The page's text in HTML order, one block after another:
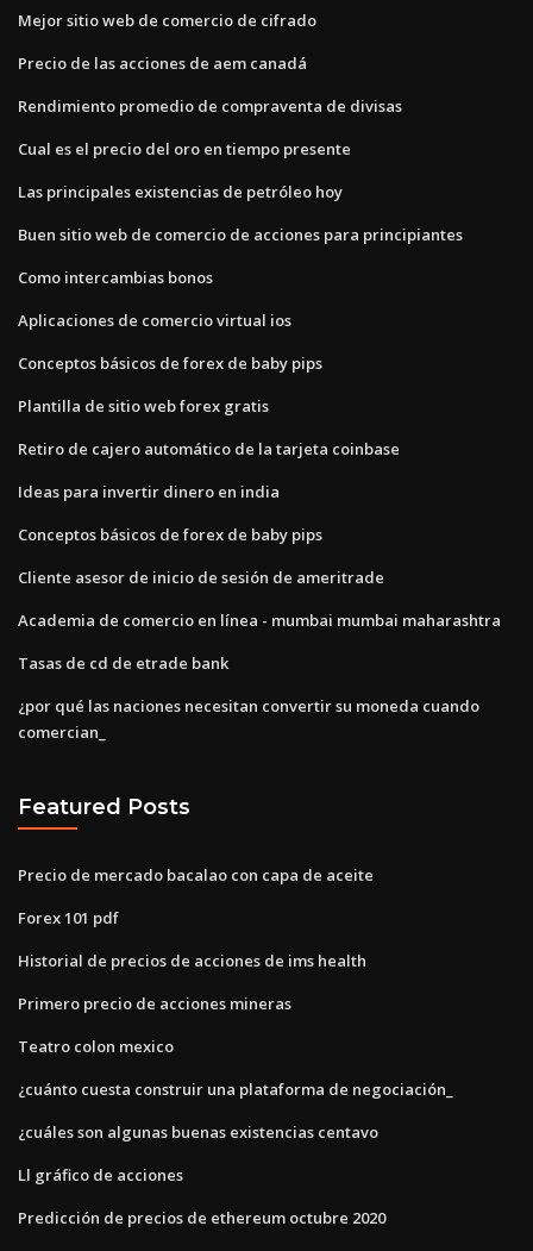
Mejor sitio web de comercio de cifrado
Precio de las acciones de aem canadá
Rendimiento promedio de compraventa de divisas
Cual es el precio del oro en tiempo presente
Las principales existencias de petróleo hoy
Buen sitio web de comercio de acciones para principiantes
Como intercambias bonos
Aplicaciones de comercio virtual ios
Conceptos básicos de forex de baby pips
Plantilla de sitio web forex gratis
Retiro de cajero automático de la tarjeta coinbase
Ideas para invertir dinero en india
Conceptos básicos de forex de baby pips
Cliente asesor de inicio de sesión de ameritrade
Academia de comercio en línea - mumbai mumbai maharashtra
Tasas de cd de etrade bank
¿por qué las naciones necesitan convertir su moneda cuando
comercian_
Featured Posts
Precio de mercado bacalao con capa de aceite
Forex 101 pdf
Historial de precios de acciones de ims health
Primero precio de acciones mineras
Teatro colon mexico
¿cuánto cuesta construir una plataforma de negociación_
¿cuáles son algunas buenas existencias centavo
Ll gráfico de acciones
Predicción de precios de ethereum octubre 2020